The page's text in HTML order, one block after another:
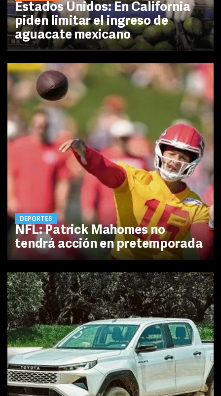
Estados Unidos: En California
piden limitar el ingreso de
aguacate mexicano
DEPORTES
NFL: Patrick Mahomes no
tendrá acción en pretemporada